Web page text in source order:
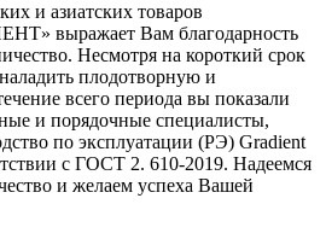
и азиатских товаров
выражает Вам благодарность
Несмотря на короткий срок
плодотворную и
всего периода вы показали
и порядочные специалисты,
по эксплуатации (РЭ) Gradient
с ГОСТ 2. 610-2019. Надеемся
и желаем успеха Вашей